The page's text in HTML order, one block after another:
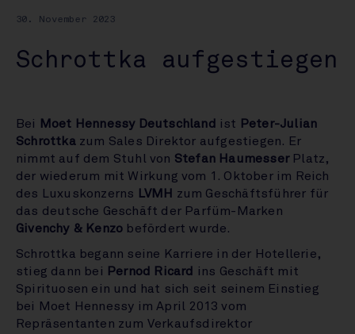
30. November 2023
Schrottka aufgestiegen
Bei Moet Hennessy Deutschland ist
Peter-Julian
Schrottkazum Sales Direktor aufgestiegen. Er
nimmt auf dem Stuhl von Stefan HaumesserPlatz,
der wiederum mit Wirkung vom 1. Oktober im Reich
des Luxuskonzerns LVMH zum Geschäftsführer für
das deutsche Geschäft der Parfüm-Marken
Givenchy & Kenzo befördert wurde.
Schrottka begann seine Karriere in der Hotellerie,
stieg dann bei
Pernod Ricard
ins Geschäft mit
Spirituosen ein und hat sich seit seinem Einstieg
bei Moet Hennessy im April 2013 vom
Repräsentanten zum Verkaufsdirektor